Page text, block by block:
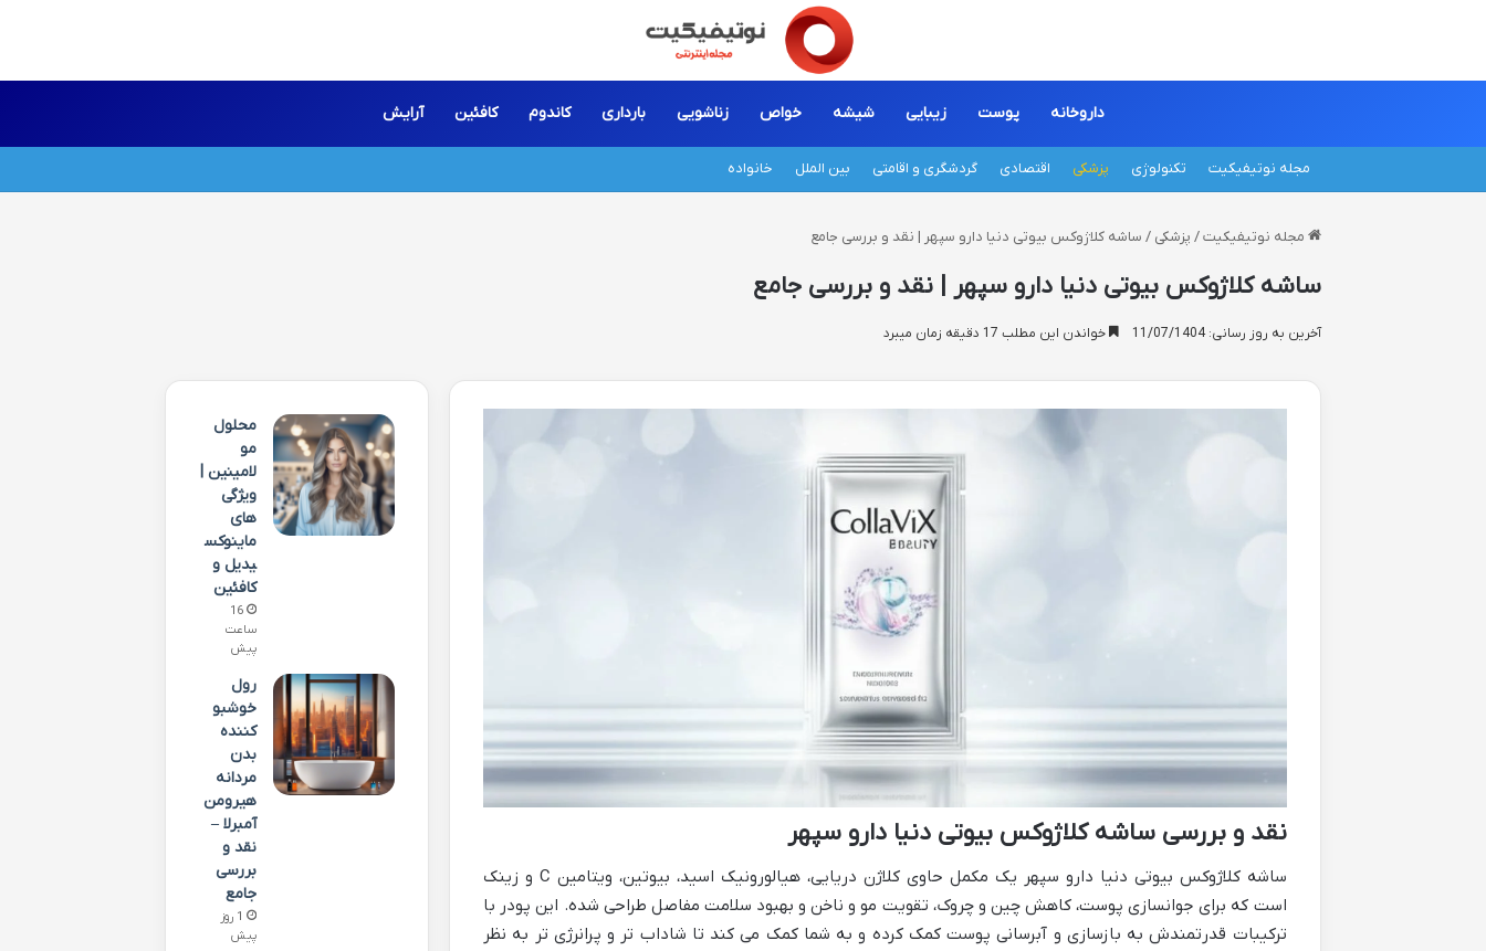
داروخانه پوست زیبایی شیشه خواص زناشویی بارداری کاندوم کافئین آرایش
مجله نوتیفیکیت تکنولوژی پزشکی اقتصادی گردشگری و اقامتی بین الملل خانواده
مجله نوتیفیکیت / پزشکی / ساشه کلاژوکس بیوتی دنیا دارو سپهر | نقد و بررسی جامع
ساشه کلاژوکس بیوتی دنیا دارو سپهر | نقد و بررسی جامع
آخرین به روز رسانی: 11/07/1404 خواندن این مطلب 17 دقیقه زمان میبرد
نقد و بررسی ساشه کلاژوکس بیوتی دنیا دارو سپهر
ساشه کلاژوکس بیوتی دنیا دارو سپهر یک مکمل حاوی کلاژن دریایی، هیالورونیک اسید، بیوتین، ویتامین C و زینک
است که برای جوانسازی پوست، کاهش چین و چروک، تقویت مو و ناخن و بهبود سلامت مفاصل طراحی شده. این پودر با
ترکیبات قدرتمندش به بازسازی و آبرسانی پوست کمک کرده و به شما کمک می کند تا شاداب تر و پرانرژی تر به نظر
محلول
مو
لامینین |
ویژگی
های
ماینوکس
یدیل و
کافئین
16
ساعت
پیش
رول
خوشبو
کننده
بدن
مردانه
هیرومن
آمبرلا –
نقد و
بررسی
جامع
1 روز
پیش